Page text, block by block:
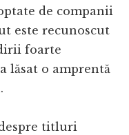
de companii
este recunoscut
foarte
lăsat o amprentă
titluri